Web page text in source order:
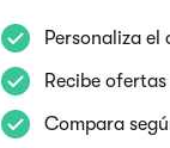
Personaliza
Recibe
Compara